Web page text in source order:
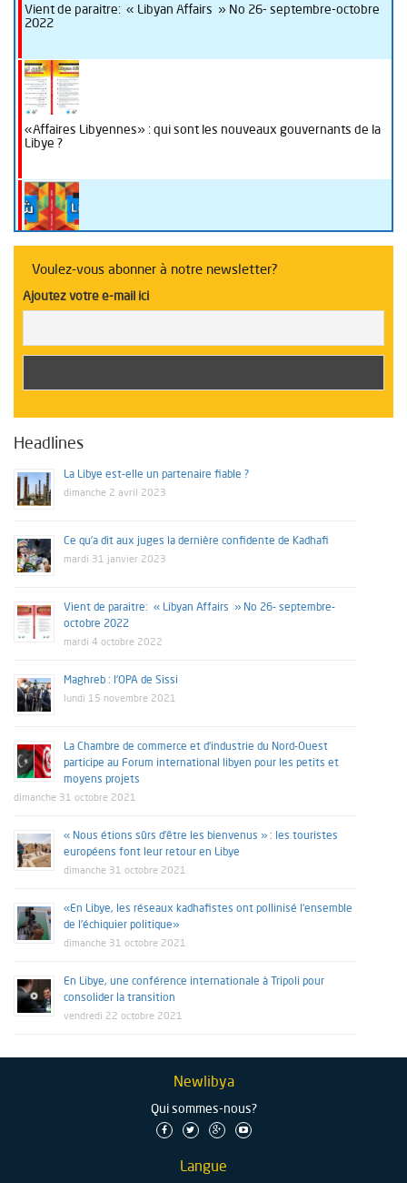
Vient de paraitre: « Libyan Affairs » No 26- septembre-octobre
2022
«Affaires Libyennes» : qui sont les nouveaux gouvernants de la
Libye ?
Table ronde sur l’enseignement en Libye
Voulez-vous abonner à notre newsletter?
Ajoutez votre e-mail ici
Headlines
La Libye est-elle un partenaire fiable ?
dimanche 2 avril 2023
Ce qu’a dit aux juges la dernière confidente de Kadhafi
mardi 31 janvier 2023
Vient de paraitre: « Libyan Affairs » No 26- septembre-
octobre 2022
mardi 4 octobre 2022
Maghreb : l’OPA de Sissi
lundi 15 novembre 2021
La Chambre de commerce et d’industrie du Nord-Ouest
participe au Forum international libyen pour les petits et
moyens projets
dimanche 31 octobre 2021
« Nous étions sûrs d’être les bienvenus » : les touristes
européens font leur retour en Libye
dimanche 31 octobre 2021
«En Libye, les réseaux kadhafistes ont pollinisé l’ensemble
de l’échiquier politique»
dimanche 31 octobre 2021
En Libye, une conférence internationale à Tripoli pour
consolider la transition
vendredi 22 octobre 2021
Newlibya
Qui sommes-nous?
Langue